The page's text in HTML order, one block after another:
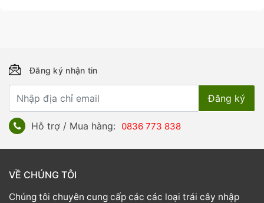
Đăng ký nhận tin
Hỗ trợ / Mua hàng: 0836 773 838
VỀ CHÚNG TÔI
Chúng tôi chuyên cung cấp các các loại trái cây nhập